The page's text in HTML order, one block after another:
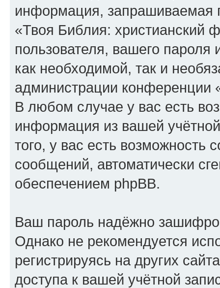
информация, запрашиваемая
«Твоя Библия: христианский
пользователя, вашего
как необходимой, так и
администрации конференции
В любом случае у вас есть
информация из вашей
того, у вас есть возможность
сообщений, автоматически
обеспечением phpBB.
Ваш пароль надёжно
Однако не рекомендуется
регистрируясь на других
доступа к вашей учётной